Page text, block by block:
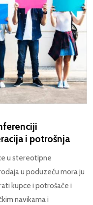
i potrošnja
u stereotipne
u poduzeću mora ju
kupce i potrošače i
navikama i